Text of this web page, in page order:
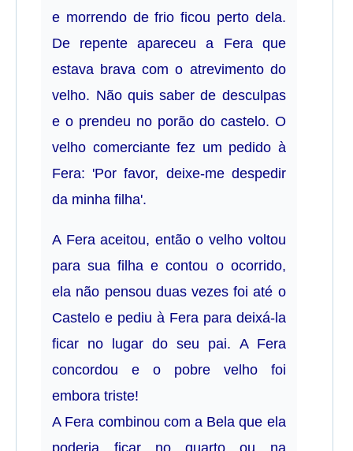
e morrendo de frio ficou perto dela.
De repente apareceu a Fera que
estava brava com o atrevimento do
velho. Não quis saber de desculpas
e o prendeu no porão do castelo. O
velho comerciante fez um pedido à
Fera: 'Por favor, deixe-me despedir
da minha filha'.
A Fera aceitou, então o velho voltou
para sua filha e contou o ocorrido,
ela não pensou duas vezes foi até o
Castelo e pediu à Fera para deixá-la
ficar no lugar do seu pai. A Fera
concordou e o pobre velho foi
embora triste!
A Fera combinou com a Bela que ela
poderia ficar no quarto ou na